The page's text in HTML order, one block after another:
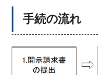
手続の流れ